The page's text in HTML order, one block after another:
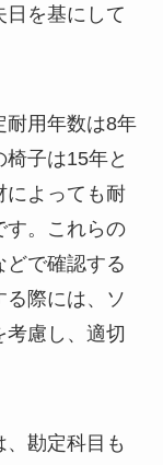
日を基にして
耐用年数は8年
子は15年と
によっても耐
す。これらの
で確認する
る際には、ソ
考慮し、適切
、勘定科目も